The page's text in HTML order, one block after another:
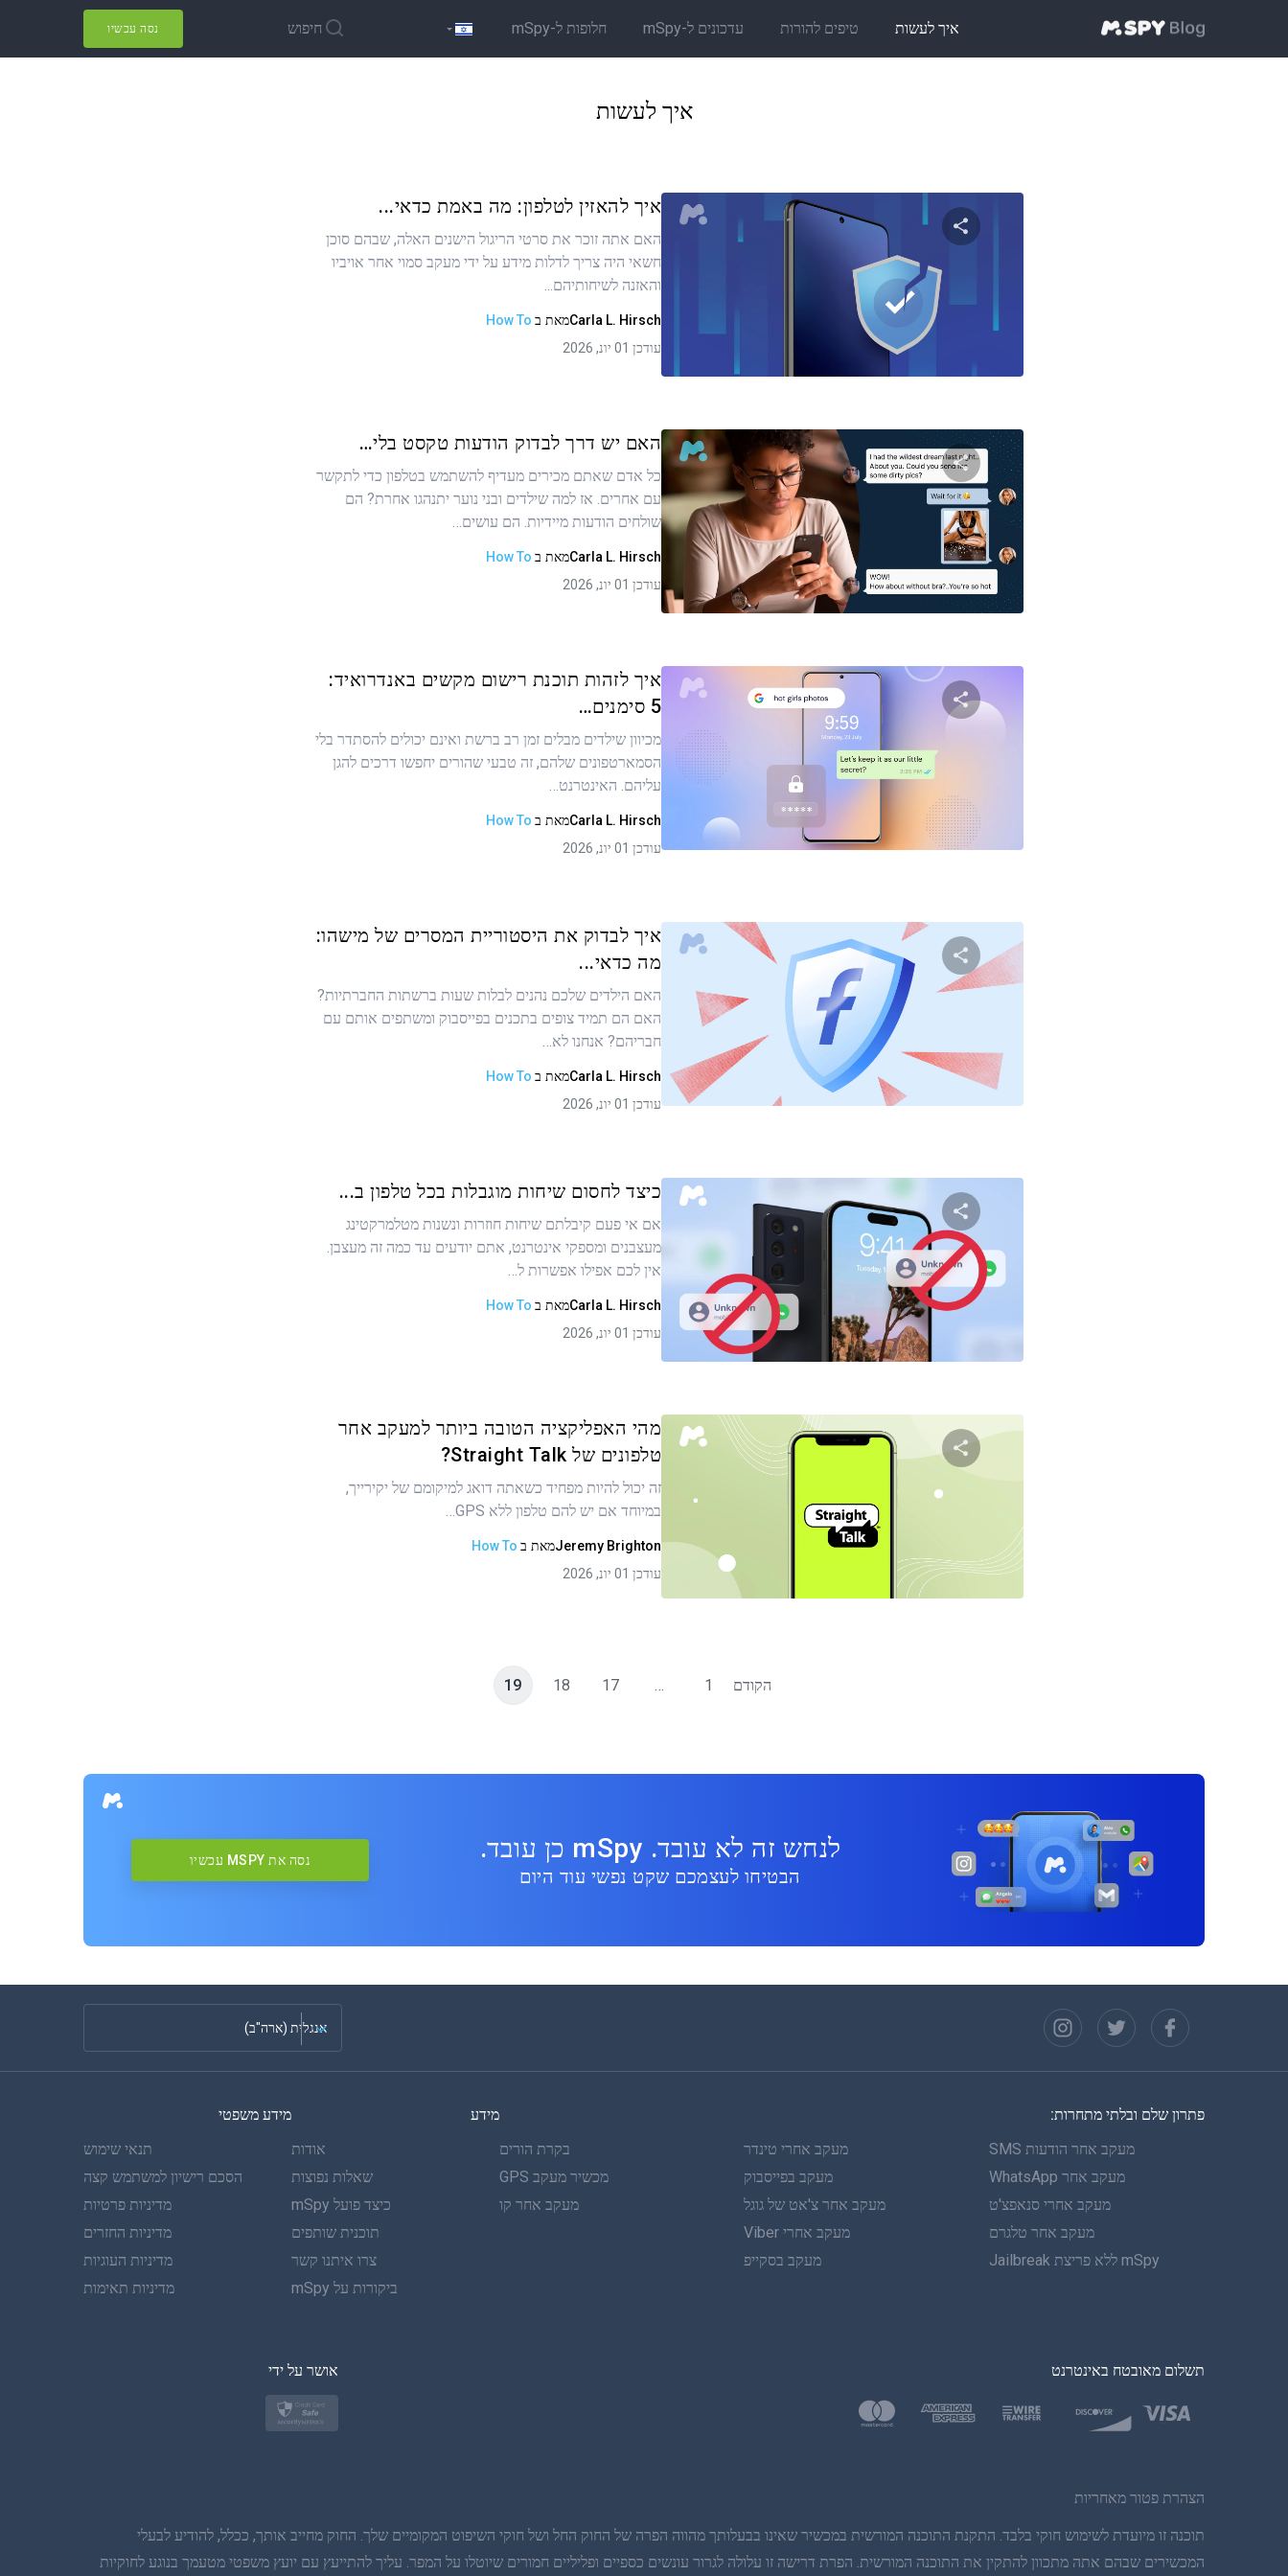
איך לעשות טיפים להורות עדכונים ל-mSpy חלופות ל-mSpy חיפוש נסה עכשיו
איך לעשות
שתף מאמר זה
איך להאזין לטלפון: מה באמת כדאי...
האם אתה זוכר את סרטי הריגול הישנים האלה, שבהם סוכן
חשאי היה צריך לדלות מידע על ידי מעקב סמוי אחר אויביו
והאזנה לשיחותיהם...
Carla L. Hirschמאת ב How To
עודכן 01 יונ, 2026
שתף מאמר זה
טוויטר פייסבוק העתקת קישור
האם יש דרך לבדוק הודעות טקסט בלי…
כל אדם שאתם מכירים מעדיף להשתמש בטלפון כדי לתקשר
עם אחרים. אז למה שילדים ובני נוער יתנהגו אחרת? הם
שולחים הודעות מיידיות. הם עושים…
Carla L. Hirschמאת ב How To
עודכן 01 יונ, 2026
שתף מאמר זה
טוויטר העתקת קישור
איך לזהות תוכנת רישום מקשים באנדרואיד:
5 סימנים…
מכיוון שילדים מבלים זמן רב ברשת ואינם יכולים להסתדר בלי
הסמארטפונים שלהם, זה טבעי שהורים יחפשו דרכים להגן
עליהם. האינטרנט…
Carla L. Hirschמאת ב How To
עודכן 01 יונ, 2026
שתף מאמר זה
פייסבוק העתקת קישור
איך לבדוק את היסטוריית המסרים של מישהו:
מה כדאי...
האם הילדים שלכם נהנים לבלות שעות ברשתות החברתיות?
האם הם תמיד צופים בתכנים בפייסבוק ומשתפים אותם עם
חבריהם? אנחנו לא…
Carla L. Hirschמאת ב How To
עודכן 01 יונ, 2026
שתף מאמר זה
פייסבוק העתקת קישור
כיצד לחסום שיחות מוגבלות בכל טלפון ב...
אם אי פעם קיבלתם שיחות חוזרות ונשנות מטלמרקטינג
מעצבנים ומספקי אינטרנט, אתם יודעים עד כמה זה מעצבן.
אין לכם אפילו אפשרות ל…
Carla L. Hirschמאת ב How To
עודכן 01 יונ, 2026
שתף מאמר זה
טוויטר
מהי האפליקציה הטובה ביותר למעקב אחר
טלפונים של Straight Talk?
זה יכול להיות מפחיד כשאתה דואג למיקומם של יקירייך,
במיוחד אם יש להם טלפון ללא GPS…
Jeremy Brightonמאת ב How To
עודכן 01 יונ, 2026
הקודם 1
…
17
18
19
לנחש זה לא עובד. mSpy כן עובד.
הבטיחו לעצמכם שקט נפשי עוד היום
נסה את MSPY עכשיו
אנגלית (ארה"ב)
צרפתית
ספרדית
פורטוגזית
איטלקית
בטורקית
נורווגית
פתרון שלם ובלתי מתחרות:
מעקב אחר הודעות SMS
מעקב אחר WhatsApp
מעקב אחרי סנאפצ'ט
מעקב אחר טלגרם
mSpy ללא פריצת Jailbreak
מעקב אחרי טינדר
מעקב בפייסבוק
מעקב אחר צ'אט של גוגל
מעקב אחרי Viber
מעקב בסקייפ
בקרת הורים
מכשיר מעקב GPS
מעקב אחר קו
מידע
אודות
שאלות נפוצות
כיצד פועל mSpy
תוכנית שותפים
צרו איתנו קשר
ביקורות על mSpy
מידע משפטי
תנאי שימוש
הסכם רישיון למשתמש קצה
מדיניות פרטיות
מדיניות החזרים
מדיניות העוגיות
מדיניות תאימות
תשלום מאובטח באינטרנט אושר על ידי
הצהרת פטור מאחריות
תוכנה זו מיועדת לשימוש חוקי בלבד. התקנת התוכנה המורשית במכשיר שאינו בבעלותך מהווה הפרה של החוק החל ושל חוקי השיפוט המקומיים שלך. החוק מחייב אותך, ככלל, להודיע לבעלי
המכשירים שבהם אתה מתכוון להתקין את התוכנה המורשית. הפרת דרישה זו עלולה לגרור עונשים כספיים ופליליים חמורים שיוטלו על המפר. עליך להתייעץ עם יועץ משפטי מטעמך בנוגע לחוקיות